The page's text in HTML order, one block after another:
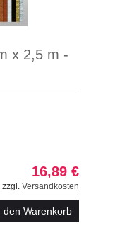
x 2,5 m -
16,89 €
zzgl. Versandkosten
den Warenkorb